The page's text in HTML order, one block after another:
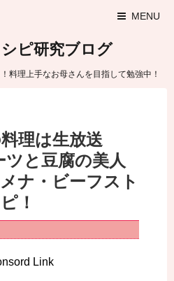
MENU
ピ研究ブログ
料理上手なお母さんを目指して勉強中！
理は生放送
ツと豆腐の美人
ナ・ビーフスト
！
Link